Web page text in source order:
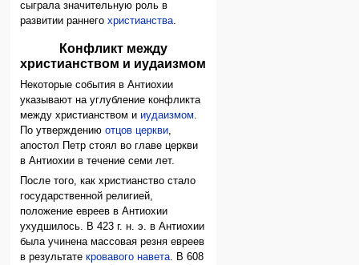
сыграла значительную роль в
развитии раннегохристианства.
Конфликт между
христианством и иудаизмом
Некоторые события в Антиохии
указывают на углубление конфликта
между христианством ииудаизмом
По утверждениюотцов церкви
апостол Петр стоял во главе церкви
в Антиохии в течение семи лет.
После того, как христианство стало
государственной религией,
положение евреев в Антиохии
ухудшилось. В 423 г. н. э. в Антиохии
была учинена массовая резня евреев
в результатекровавого навета. В 608